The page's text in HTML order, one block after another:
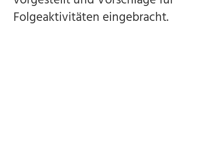
Folgeaktivitäten eingebracht.